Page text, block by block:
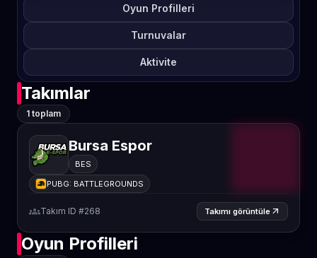
Oyun Profilleri
Turnuvalar
Aktivite
Takımlar
1 toplam
Bursa Espor
BES
PUBG: BATTLEGROUNDS
groupsTakım ID #268 Takımı görüntüle arrow_outward
Oyun Profilleri